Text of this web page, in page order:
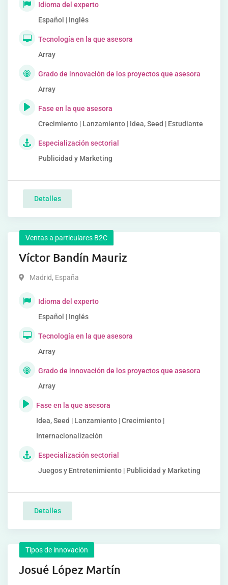
Idioma del experto
Español | Inglés
Tecnología en la que asesora
Array
Grado de innovación de los proyectos que asesora
Array
Fase en la que asesora
Crecimiento | Lanzamiento | Idea, Seed | Estudiante
Especialización sectorial
Publicidad y Marketing
Detalles
Ventas a particulares B2C
Víctor Bandín Mauriz
Madrid, España
Idioma del experto
Español | Inglés
Tecnología en la que asesora
Array
Grado de innovación de los proyectos que asesora
Array
Fase en la que asesora
Idea, Seed | Lanzamiento | Crecimiento |
Internacionalización
Especialización sectorial
Juegos y Entretenimiento | Publicidad y Marketing
Detalles
Tipos de innovación
Josué López Martín